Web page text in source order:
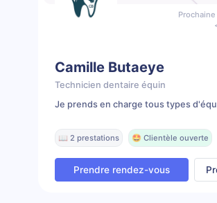
Camille Butaeye
Technicien dentaire équin
Je prends en charge tous types
📖 2 prestations 🤩 Clientèle ouverte
Prendre rendez-vous